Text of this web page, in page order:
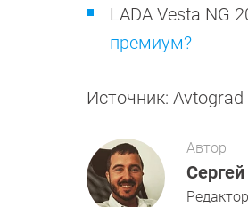
LADA Vesta NG
премиум?
Источник: Avtograd
Автор